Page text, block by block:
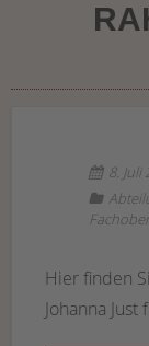
8. Juli
Hier finden
Johanna